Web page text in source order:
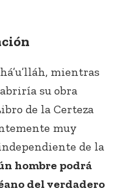
mientras
su obra
de la Certeza
muy
de la
hombre podrá
del verdadero